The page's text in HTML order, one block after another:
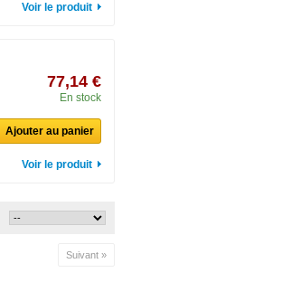
Voir le produit
77,14 €
En stock
Ajouter au panier
Voir le produit
Suivant »